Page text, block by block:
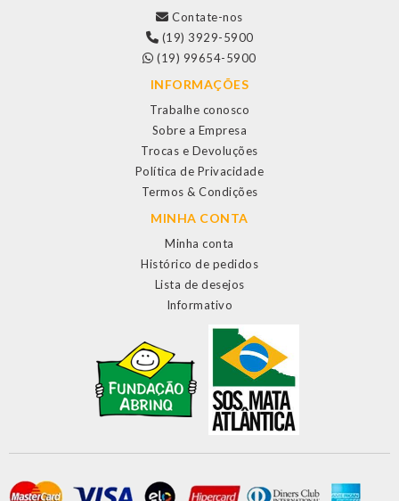
Contate-nos
(19) 3929-5900
(19) 99654-5900
INFORMAÇÕES
Trabalhe conosco
Sobre a Empresa
Trocas e Devoluções
Política de Privacidade
Termos & Condições
MINHA CONTA
Minha conta
Histórico de pedidos
Lista de desejos
Informativo